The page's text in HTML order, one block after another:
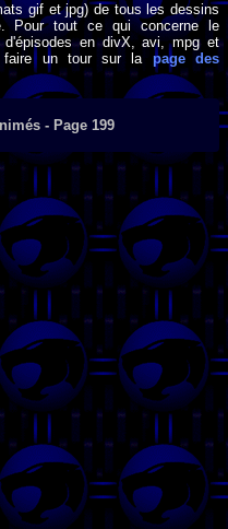
gif et jpg) de tous les dessins
Pour tout ce qui concerne le
d'épisodes en divX, avi, mpg et
faire un tour sur la page des
- Page 199